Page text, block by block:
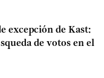
excepción de Kast:
de votos en el